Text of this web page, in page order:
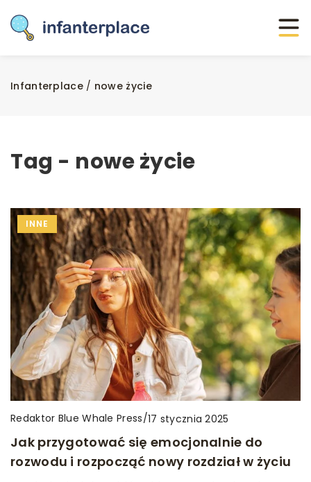
Infanterplace/ nowe życie
Tag - nowe życie
INNE
Redaktor Blue Whale Press/17 stycznia 2025
Jak przygotować się emocjonalnie do
rozwodu i rozpocząć nowy rozdział w życiu